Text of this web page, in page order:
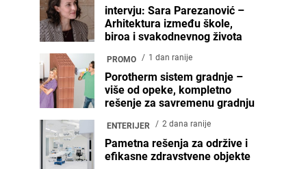
intervju: Sara Parezanović –
Arhitektura između škole,
biroa i svakodnevnog života
PROMO 1 dan ranije
Porotherm sistem gradnje –
više od opeke, kompletno
rešenje za savremenu gradnju
ENTERIJER 2 dana ranije
Pametna rešenja za održive i
efikasne zdravstvene objekte